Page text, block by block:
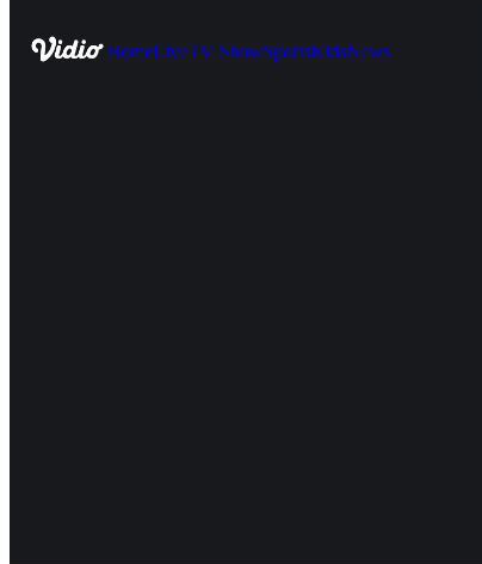
HomeLiveTV ShowSportsKidsNews